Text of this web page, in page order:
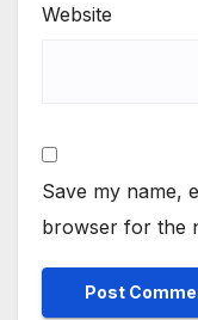
Website
Save my name,
browser for the